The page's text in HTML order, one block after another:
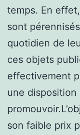
temps. En
sont
quotidien de
ces objets
effectivement
une disposition
son faible prix